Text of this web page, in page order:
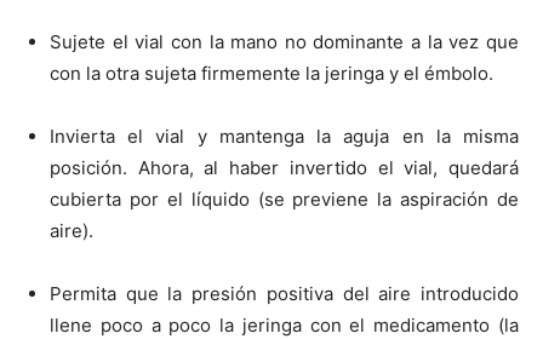
Sujete el vial con la mano no dominante a la vez que
con la otra sujeta firmemente la jeringa y el émbolo.
Invierta el vial y mantenga la aguja en la misma
posición. Ahora, al haber invertido el vial, quedará
cubierta por el líquido (se previene la aspiración de
aire).
Permita que la presión positiva del aire introducido
llene poco a poco la jeringa con el medicamento (la